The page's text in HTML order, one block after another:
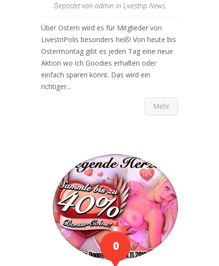
Gepostet von admin in Livestrip News
Über Ostern wird es für Mitglieder von
LivestriPolis besonders heiß! Von heute bis
Ostermontag gibt es jeden Tag eine neue
Aktion wo ich Goodies erhalten oder
einfach sparen könnt. Das wird ein
richtiger...
Mehr
0